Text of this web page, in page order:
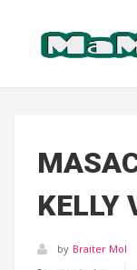
KELLY
by Braiter Mol